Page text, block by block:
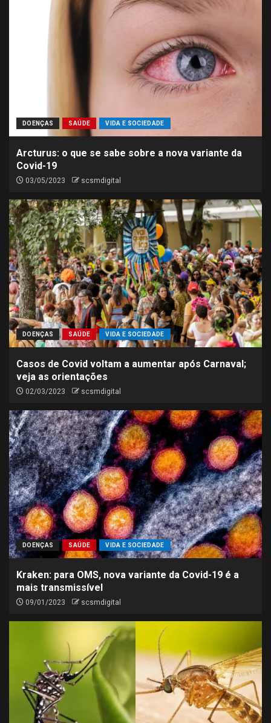
DOENÇAS SAÚDE VIDA E SOCIEDADE
Arcturus: o que se sabe sobre a nova variante da
Covid-19
03/05/2023 scsmdigital
DOENÇAS SAÚDE VIDA E SOCIEDADE
Casos de Covid voltam a aumentar após Carnaval;
veja as orientações
02/03/2023 scsmdigital
DOENÇAS SAÚDE VIDA E SOCIEDADE
Kraken: para OMS, nova variante da Covid-19 é a
mais transmissível
09/01/2023 scsmdigital